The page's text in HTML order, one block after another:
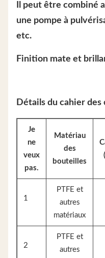
Il peut être combiné
une pompe à
etc.
Finition mate et
Détails du cahier des
Je
ne
veux
pas.
Matériau
des
bouteilles
1
PTFE et
autres
matériaux
2
PTFE et
autres